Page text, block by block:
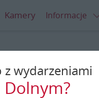
Kamery Informacje
z wydarzeniami